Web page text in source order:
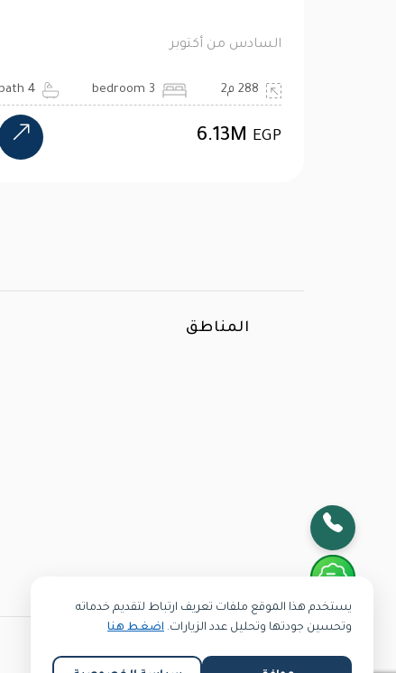
السادس من أكتوبر
288 م2 3 bedroom
4 bath
6.13M EGP
المناطق
Copyright @2024
يستخدم هذا الموقع ملفات تعريف ارتباط لتقديم خدماته
وتحسين جودتها وتحليل عدد الزيارات. اضغط هنا